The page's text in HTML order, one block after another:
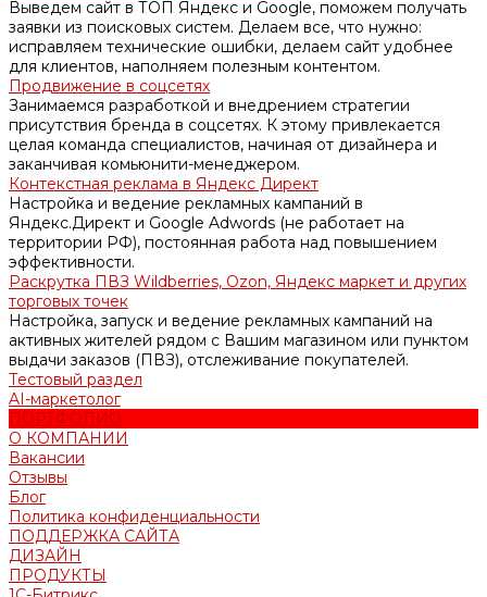
Выведем сайт в ТОП Яндекс и Google, поможем получать
заявки из поисковых систем. Делаем все, что нужно:
исправляем технические ошибки, делаем сайт удобнее
для клиентов, наполняем полезным контентом.
Продвижение в соцсетях
Занимаемся разработкой и внедрением стратегии
присутствия бренда в соцсетях. К этому привлекается
целая команда специалистов, начиная от дизайнера и
заканчивая комьюнити-менеджером.
Контекстная реклама в Яндекс Директ
Настройка и ведение рекламных кампаний в
Яндекс.Директ и Google Adwords (не работает на
территории РФ), постоянная работа над повышением
эффективности.
Раскрутка ПВЗ Wildberries, Ozon, Яндекс маркет и других
торговых точек
Настройка, запуск и ведение рекламных кампаний на
активных жителей рядом с Вашим магазином или пунктом
выдачи заказов (ПВЗ), отслеживание покупателей.
Тестовый раздел
AI-маркетолог
ПОРТФОЛИО
О КОМПАНИИ
Вакансии
Отзывы
Блог
Политика конфиденциальности
ПОДДЕРЖКА САЙТА
ДИЗАЙН
ПРОДУКТЫ